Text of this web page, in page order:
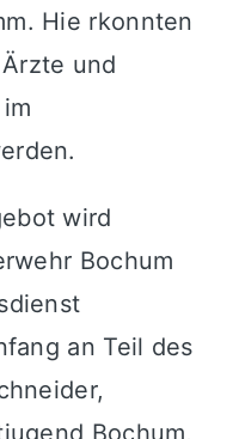
Hie rkonnten
und
wird
Bochum
an Teil des
Bochum,